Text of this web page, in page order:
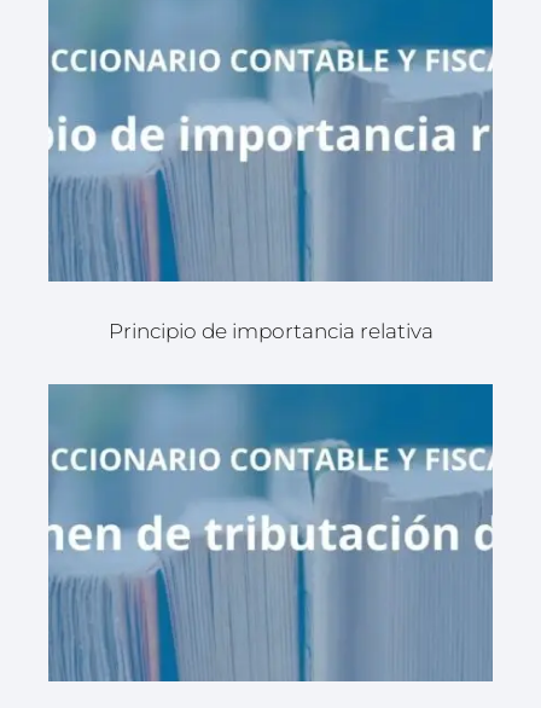
Principio de importancia relativa